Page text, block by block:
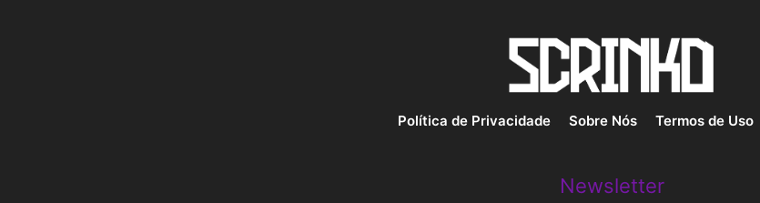
Política de Privacidade Sobre Nós Termos de Uso
Newsletter